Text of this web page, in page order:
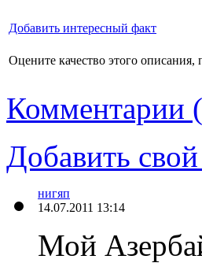
Добавить интересный факт
Оцените качество этого описания,
Комментарии
Добавить
нигяп
14.07.2011 13:14
Мой